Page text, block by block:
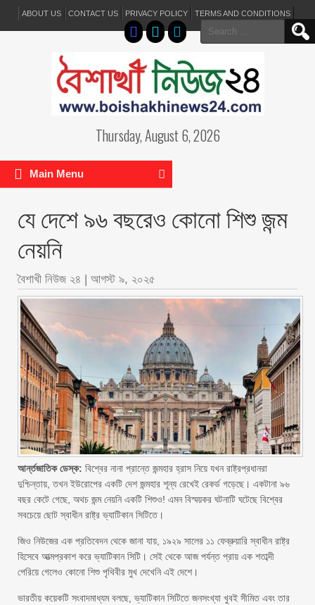
ABOUT US CONTACT US PRIVACY POLICY TERMS AND CONDITIONS
Search
for:
Thursday, August 6, 2026
Main Menu
যে দেশে ৯৬ বছরেও কোনো শিশু জন্ম
নেয়নি
বৈশাখী নিউজ ২৪ | আগস্ট ৯, ২০২৫
আর্ন্তজাতিক ডেস্ক: বিশ্বের নানা প্রান্তে জন্মহার হ্রাস নিয়ে যখন রাষ্ট্রপ্রধানরা
দুশ্চিন্তায়, তখন ইউরোপের একটি দেশ জন্মহার শূন্য রেখেই রেকর্ড গড়েছে। একটানা ৯৬
বছর কেটে গেছে, অথচ জন্ম নেয়নি একটি শিশুও! এমন বিস্ময়কর ঘটনাটি ঘটেছে বিশ্বের
সবচেয়ে ছোট স্বাধীন রাষ্ট্র ভ্যাটিকান সিটিতে।
জিও নিউজের এক প্রতিবেদন থেকে জানা যায়, ১৯২৯ সালের ১১ ফেব্রুয়ারি স্বাধীন রাষ্ট্র
হিসেবে আত্মপ্রকাশ করে ভ্যাটিকান সিটি। সেই থেকে আজ পর্যন্ত প্রায় এক শতাব্দী
পেরিয়ে গেলেও কোনো শিশু পৃথিবীর মুখ দেখেনি এই দেশে।
ভারতীয় কয়েকটি সংবাদমাধ্যম বলছে, ভ্যাটিকান সিটিতে জনসংখ্যা খুবই সীমিত এবং তার